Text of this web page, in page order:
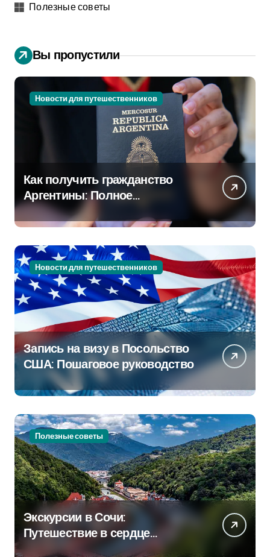
Полезные советы
Вы пропустили
Новости для путешественников
Как получить гражданство
Аргентины: Полное
руководство
Новости для путешественников
Запись на визу в Посольство
США: Пошаговое руководство
Полезные советы
Экскурсии в Сочи:
Путешествие в сердце
Черноморского курорта